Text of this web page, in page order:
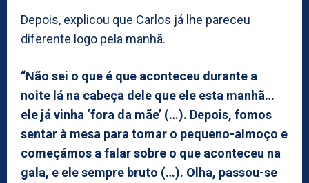
Depois, explicou que Carlos já lhe pareceu
diferente logo pela manhã.
“Não sei o que é que aconteceu durante a
noite lá na cabeça dele que ele esta manhã…
ele já vinha ‘fora da mãe’ (…). Depois, fomos
sentar à mesa para tomar o pequeno-almoço e
começámos a falar sobre o que aconteceu na
gala, e ele sempre bruto (…). Olha, passou-se